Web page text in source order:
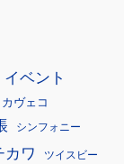
イベント
カヴェコ
シンフォニー
カワ ツイスビー